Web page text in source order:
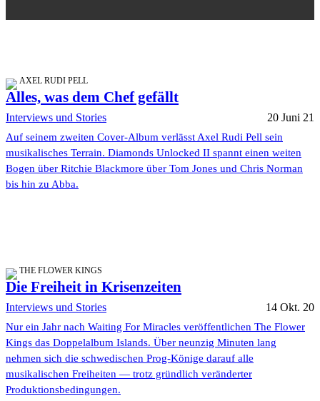
AXEL RUDI PELL
Alles, was dem Chef gefällt
Interviews und Stories 20 Juni 21
Auf seinem zweiten Cover-Album verlässt Axel Rudi Pell sein
musikalisches Terrain. Diamonds Unlocked II spannt einen weiten
Bogen über Ritchie Blackmore über Tom Jones und Chris Norman
bis hin zu Abba.
THE FLOWER KINGS
Die Freiheit in Krisenzeiten
Interviews und Stories 14 Okt. 20
Nur ein Jahr nach Waiting For Miracles veröffentlichen The Flower
Kings das Doppelalbum Islands. Über neunzig Minuten lang
nehmen sich die schwedischen Prog-Könige darauf alle
musikalischen Freiheiten — trotz gründlich veränderter
Produktionsbedingungen.